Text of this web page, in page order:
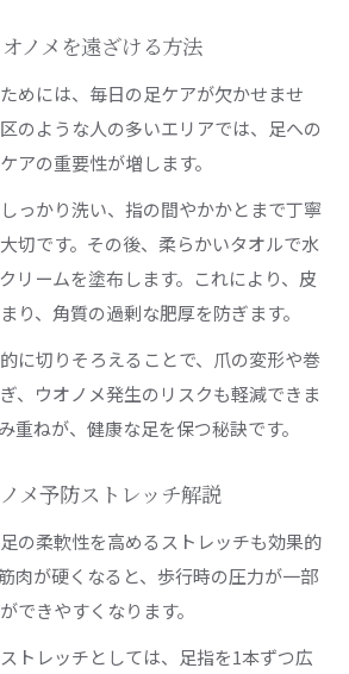
ノメを遠ざける方法
めには、毎日の足ケアが欠かせませ
のような人の多いエリアでは、足への
アの重要性が増します。
っかり洗い、指の間やかかとまで丁寧
切です。その後、柔らかいタオルで水
リームを塗布します。これにより、皮
り、角質の過剰な肥厚を防ぎます。
に切りそろえることで、爪の変形や巻
、ウオノメ発生のリスクも軽減できま
重ねが、健康な足を保つ秘訣です。
メ予防ストレッチ解説
の柔軟性を高めるストレッチも効果的
肉が硬くなると、歩行時の圧力が一部
できやすくなります。
トレッチとしては、足指を1本ずつ広